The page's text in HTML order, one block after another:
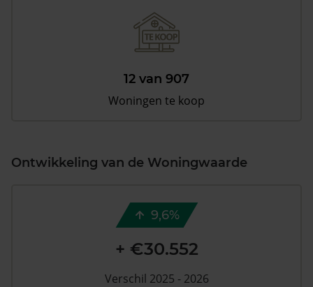
12 van 907
Woningen te koop
Ontwikkeling van de Woningwaarde
9,6%
+ €30.552
Verschil 2025 - 2026